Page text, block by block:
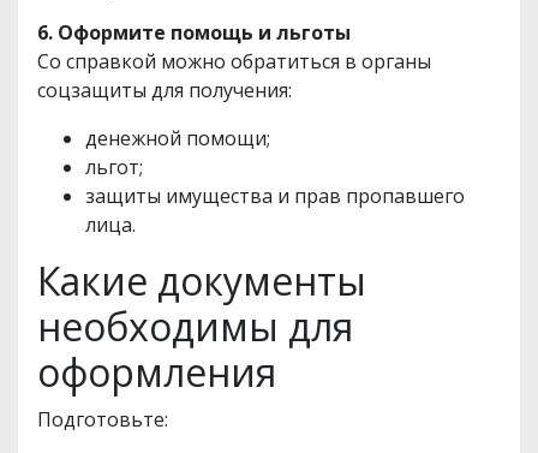
6. Оформите помощь и льготы
Со справкой можно обратиться в органы
соцзащиты для получения:
денежной помощи;
льгот;
защиты имущества и прав пропавшего
лица.
Какие документы
необходимы для
оформления
Подготовьте: